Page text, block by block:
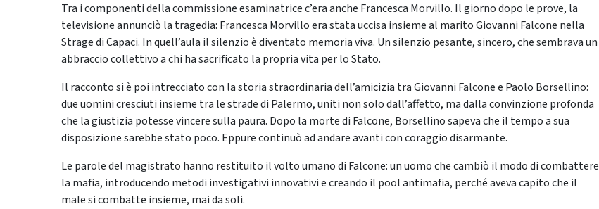
Tra i componenti della commissione esaminatrice c’era anche Francesca Morvillo. Il giorno dopo le prove, la
televisione annunciò la tragedia: Francesca Morvillo era stata uccisa insieme al marito Giovanni Falcone nella
Strage di Capaci. In quell’aula il silenzio è diventato memoria viva. Un silenzio pesante, sincero, che sembrava un
abbraccio collettivo a chi ha sacrificato la propria vita per lo Stato.
Il racconto si è poi intrecciato con la storia straordinaria dell’amicizia tra Giovanni Falcone e Paolo Borsellino:
due uomini cresciuti insieme tra le strade di Palermo, uniti non solo dall’affetto, ma dalla convinzione profonda
che la giustizia potesse vincere sulla paura. Dopo la morte di Falcone, Borsellino sapeva che il tempo a sua
disposizione sarebbe stato poco. Eppure continuò ad andare avanti con coraggio disarmante.
Le parole del magistrato hanno restituito il volto umano di Falcone: un uomo che cambiò il modo di combattere
la mafia, introducendo metodi investigativi innovativi e creando il pool antimafia, perché aveva capito che il
male si combatte insieme, mai da soli.